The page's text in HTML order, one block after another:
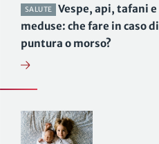
SALUTE
Vespe, api, tafani e
meduse: che fare in caso di
puntura o morso?